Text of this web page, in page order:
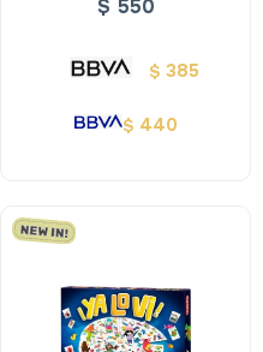
$ 550
$ 385
$ 440